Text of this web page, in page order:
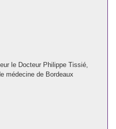
le Docteur Philippe Tissié,
médecine de Bordeaux